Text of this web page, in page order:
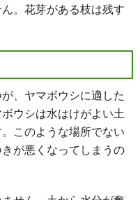
。花芽がある枝は残す
、ヤマボウシに適した
ウシは水はけがよい土
このような場所でない
が悪くなってしまうの